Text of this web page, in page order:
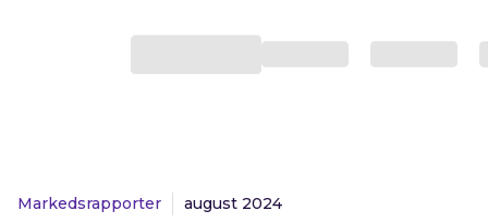
Markedsrapporter august 2024